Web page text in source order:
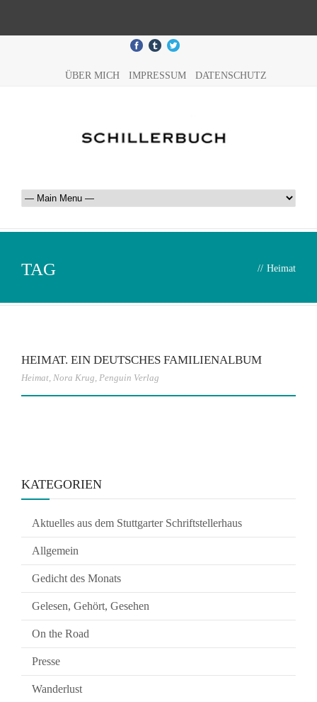
ÜBER MICH IMPRESSUM DATENSCHUTZ
TAG // Heimat
HEIMAT. EIN DEUTSCHES FAMILIENALBUM
Heimat, Nora Krug, Penguin Verlag
KATEGORIEN
Aktuelles aus dem Stuttgarter Schriftstellerhaus
Allgemein
Gedicht des Monats
Gelesen, Gehört, Gesehen
On the Road
Presse
Wanderlust